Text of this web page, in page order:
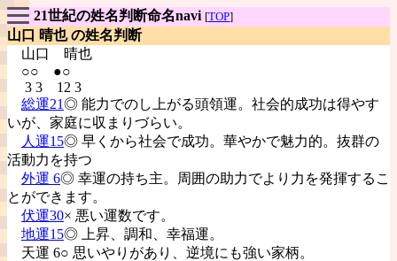
21世紀の姓名判断命名navi [TOP]
山口 晴也 の姓名判断
山口 晴也
○○ ●○
3 3 12 3
総運21◎ 能力でのし上がる頭領運。社会的成功は得やす
いが、家庭に収まりづらい。
人運15◎ 早くから社会で成功。華やかで魅力的。抜群の
活動力を持つ
外運 6◎ 幸運の持ち主。周囲の助力でより力を発揮するこ
とができます。
伏運30× 悪い運数です。
地運15◎ 上昇、調和、幸福運。
天運 6○ 思いやりがあり、逆境にも強い家柄。